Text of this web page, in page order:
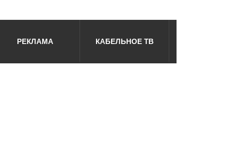
РЕКЛАМА КАБЕЛЬНОЕ ТВ